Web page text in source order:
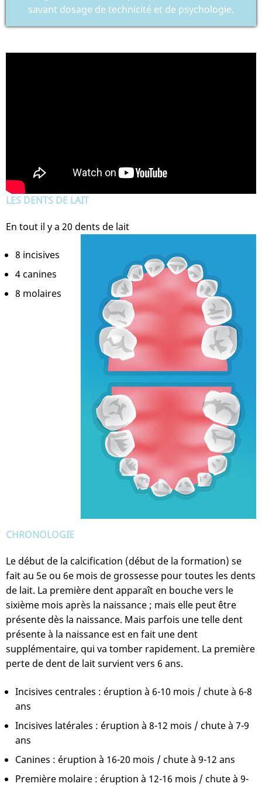
savant dosage de technicité et de psychologie.
LES DENTS DE LAIT
En tout il y a 20 dents de lait
8 incisives
4 canines
8 molaires
CHRONOLOGIE
Le début de la calcification (début de la formation) se
fait au 5e ou 6e mois de grossesse pour toutes les dents
de lait. La première dent apparaît en bouche vers le
sixième mois après la naissance ; mais elle peut être
présente dès la naissance. Mais parfois une telle dent
présente à la naissance est en fait une dent
supplémentaire, qui va tomber rapidement. La première
perte de dent de lait survient vers 6 ans.
Incisives centrales : éruption à 6-10 mois / chute à 6-8
ans
Incisives latérales : éruption à 8-12 mois / chute à 7-9
ans
Canines : éruption à 16-20 mois / chute à 9-12 ans
Première molaire : éruption à 12-16 mois / chute à 9-